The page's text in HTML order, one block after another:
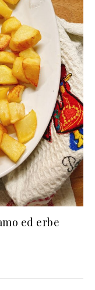
ed erbe